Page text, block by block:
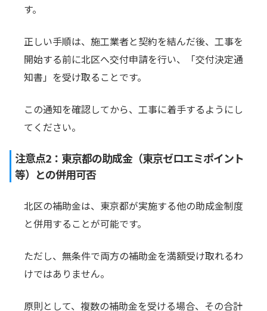
す。
正しい手順は、施工業者と契約を結んだ後、工事を
開始する前に北区へ交付申請を行い、「交付決定通
知書」を受け取ることです。
この通知を確認してから、工事に着手するようにし
てください。
注意点2：東京都の助成金（東京ゼロエミポイント
等）との併用可否
北区の補助金は、東京都が実施する他の助成金制度
と併用することが可能です。
ただし、無条件で両方の補助金を満額受け取れるわ
けではありません。
原則として、複数の補助金を受ける場合、その合計